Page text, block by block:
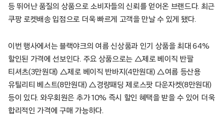
등 뛰어난 품질의 상품으로 소비자들의 신뢰를 얻어온 브랜드다. 최근
쿠팡 로켓배송 입점으로 더욱 빠르게 고객을 만날 수 있게 됐다.
이번 행사에서는 블랙야크의 여름 신상품과 인기 상품을 최대 64%
할인된 가격에 선보인다. 주요 상품으로는 △제로 베이직 반팔
티셔츠(3만원대) △제로 베이직 반바지(4만원대) △여름 등산용
유틸리티 베스트(8만원대) △경량패딩 제로스팟 다운자켓(8만원대)
등이 있다. 와우회원은 추가 10% 즉시 할인 혜택을 받을 수 있어 더욱
합리적인 가격에 구매 가능하다.